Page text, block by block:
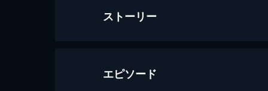
ストーリー
エピソード